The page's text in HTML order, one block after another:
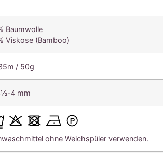
Baumwolle
Viskose (Bamboo)
/ 50g
4 mm
ohne Weichspüler verwenden.